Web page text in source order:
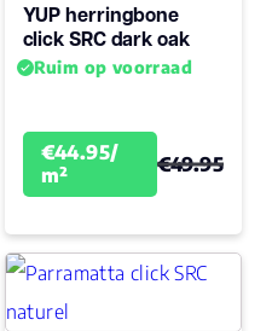
Click
Levenslang
YUP herringbone
click SRC dark oak
Ruim op voorraad
€44.95/
m²
€49.95